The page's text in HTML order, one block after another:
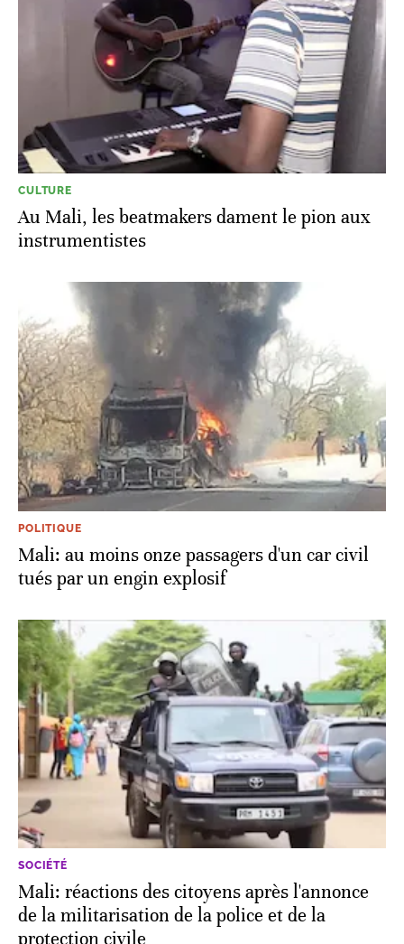
CULTURE
Au Mali, les beatmakers dament le pion aux
instrumentistes
POLITIQUE
Mali: au moins onze passagers d'un car civil
tués par un engin explosif
SOCIÉTÉ
Mali: réactions des citoyens après l'annonce
de la militarisation de la police et de la
protection civile